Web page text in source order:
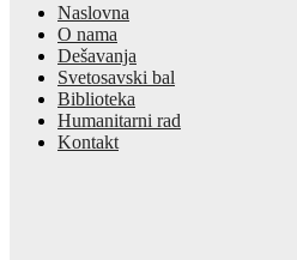
Naslovna
O nama
Dešavanja
Svetosavski bal
Biblioteka
Humanitarni rad
Kontakt